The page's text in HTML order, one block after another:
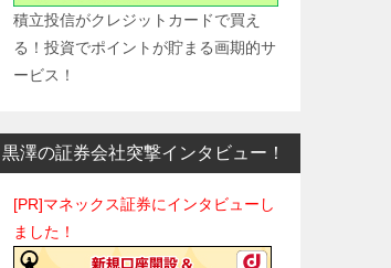
積立投信がクレジットカードで買え
る！投資でポイントが貯まる画期的サ
ービス！
黒澤の証券会社突撃インタビュー！
[PR]マネックス証券にインタビューし
ました！